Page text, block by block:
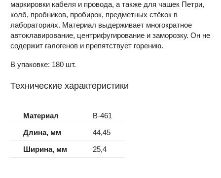
маркировки кабеля и провода, а также для чашек Петри,
колб, пробников, пробирок, предметных стёкок в
лабораториях. Материал выдерживает многократное
автоклавирование, центрифугирование и заморозку. Он не
содержит галогенов и препятствует горению.
В упаковке: 180 шт.
Технические характеристики
Материал
B-461
Длина, мм
44,45
Ширина, мм
25,4